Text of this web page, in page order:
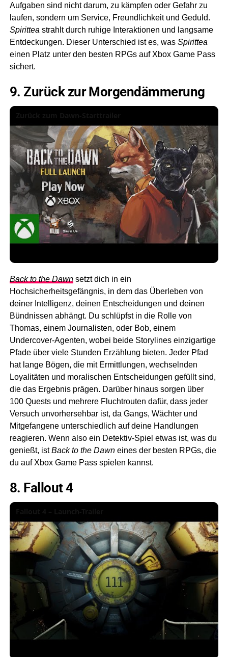
Aufgaben sind nicht darum, zu kämpfen oder Gefahr zu
laufen, sondern um Service, Freundlichkeit und Geduld.
Spirittea strahlt durch ruhige Interaktionen und langsame
Entdeckungen. Dieser Unterschied ist es, was Spirittea
einen Platz unter den besten RPGs auf Xbox Game Pass
sichert.
9. Zurück zur Morgendämmerung
Back to the Dawnsetzt dich in ein
Hochsicherheitsgefängnis, in dem das Überleben von
deiner Intelligenz, deinen Entscheidungen und deinen
Bündnissen abhängt. Du schlüpfst in die Rolle von
Thomas, einem Journalisten, oder Bob, einem
Undercover-Agenten, wobei beide Storylines einzigartige
Pfade über viele Stunden Erzählung bieten. Jeder Pfad
hat lange Bögen, die mit Ermittlungen, wechselnden
Loyalitäten und moralischen Entscheidungen gefüllt sind,
die das Ergebnis prägen. Darüber hinaus sorgen über
100 Quests und mehrere Fluchtrouten dafür, dass jeder
Versuch unvorhersehbar ist, da Gangs, Wächter und
Mitgefangene unterschiedlich auf deine Handlungen
reagieren. Wenn also ein Detektiv-Spiel etwas ist, was du
genießt, istBack to the Dawneines der besten RPGs, die
du auf Xbox Game Pass spielen kannst.
8. Fallout 4